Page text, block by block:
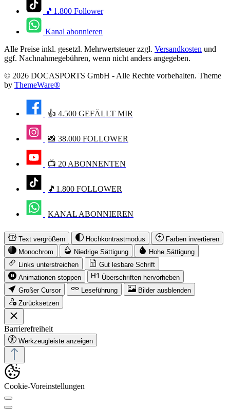
🎵1.800 Follower
Kanal abonnieren
Alle Preise inkl. gesetzl. Mehrwertsteuer zzgl. Versandkosten und
ggf. Nachnahmegebühren, wenn nicht anders angegeben.
© 2026 DOCASPORTS GmbH - Alle Rechte vorbehalten. Theme
by ThemeWare®
👍 4.500 GEFÄLLT MIR
📸 38.000 FOLLOWER
📺 20 ABONNENTEN
🎵1.800 FOLLOWER
KANAL ABONNIEREN
Text vergrößern Hochkontrastmodus
Farben invertieren
Monochrom
Niedrige Sättigung
Hohe Sättigung
Links unterstreichen
Gut lesbare Schrift
Animationen stoppen
Überschriften hervorheben
Großer Cursor
Leseführung
Bilder ausblenden
Zurücksetzen
Barrierefreiheit
Werkzeugleiste anzeigen
Cookie-Voreinstellungen